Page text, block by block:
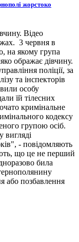
жорстоко
Відео
3 червня в
на якому група
ображає дівчину.
поліції, за
та інспекторів
особу
їй тілесних
кримінальне
кодексу
групою осіб.
вигляді
- повідомляють
що це не перший
била
або позбавлення